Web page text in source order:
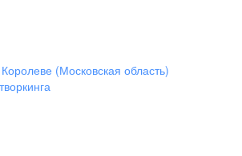
(Московская область)